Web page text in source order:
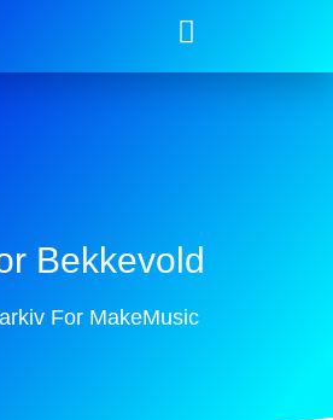
Bekkevold
For MakeMusic